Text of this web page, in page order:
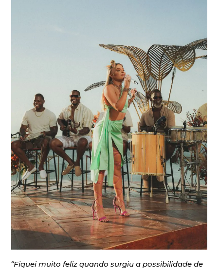
“Fiquei muito feliz quando surgiu a possibilidade de